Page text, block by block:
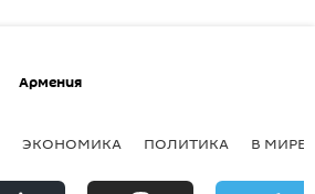
Армения
ЭКОНОМИКА ПОЛИТИКА В МИРЕ